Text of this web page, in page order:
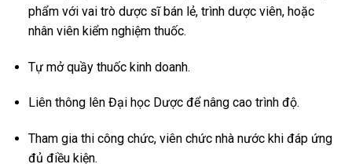
phẩm với vai trò dược sĩ bán lẻ, trình dược viên, hoặc
nhân viên kiểm nghiệm thuốc.
Tự mở quầy thuốc kinh doanh.
Liên thông lên Đại học Dược để nâng cao trình độ.
Tham gia thi công chức, viên chức nhà nước khi đáp ứng
đủ điều kiện.